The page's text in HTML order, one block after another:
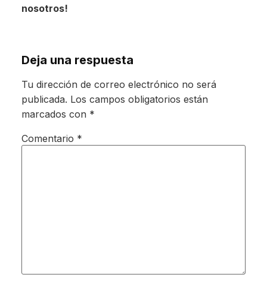
nosotros!
Deja una respuesta
Tu dirección de correo electrónico no será
publicada. Los campos obligatorios están
marcados con *
Comentario *